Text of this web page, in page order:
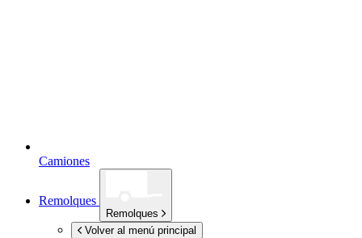
Camiones
Remolques
Remolques
Volver al menú principal